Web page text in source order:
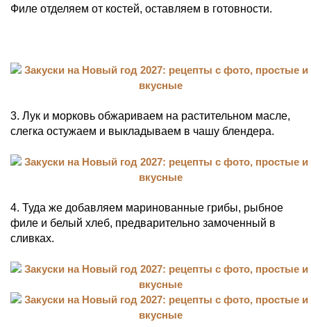
Филе отделяем от костей, оставляем в готовности.
3. Лук и морковь обжариваем на растительном масле,
слегка остужаем и выкладываем в чашу блендера.
4. Туда же добавляем маринованные грибы, рыбное
филе и белый хлеб, предварительно замоченный в
сливках.